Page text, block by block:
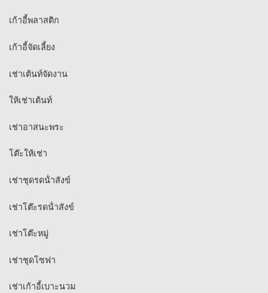
เก้าอี้พลาสติก
เก้าอี้จัดเลี้ยง
เช่าเต้นท์จัดงาน
ให้เช่าเต้นท์
เช่าอาสนะพระ
โต๊ะให้เช่า
เช่าชุดรดน้ําสังข์
เช่าโต๊ะรดน้ําสังข์
เช่าโต๊ะหมู่
เช่าชุดโซฟา
เช่าเก้าอี้เบาะนวม